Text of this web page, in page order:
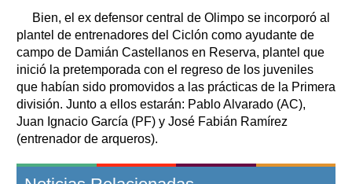
Bien, el ex defensor central de Olimpo se incorporó al
plantel de entrenadores del Ciclón como ayudante de
campo de Damián Castellanos en Reserva, plantel que
inició la pretemporada con el regreso de los juveniles
que habían sido promovidos a las prácticas de la Primera
división. Junto a ellos estarán: Pablo Alvarado (AC),
Juan Ignacio García (PF) y José Fabián Ramírez
(entrenador de arqueros).